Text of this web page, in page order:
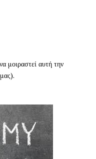
μοιραστεί αυτή την